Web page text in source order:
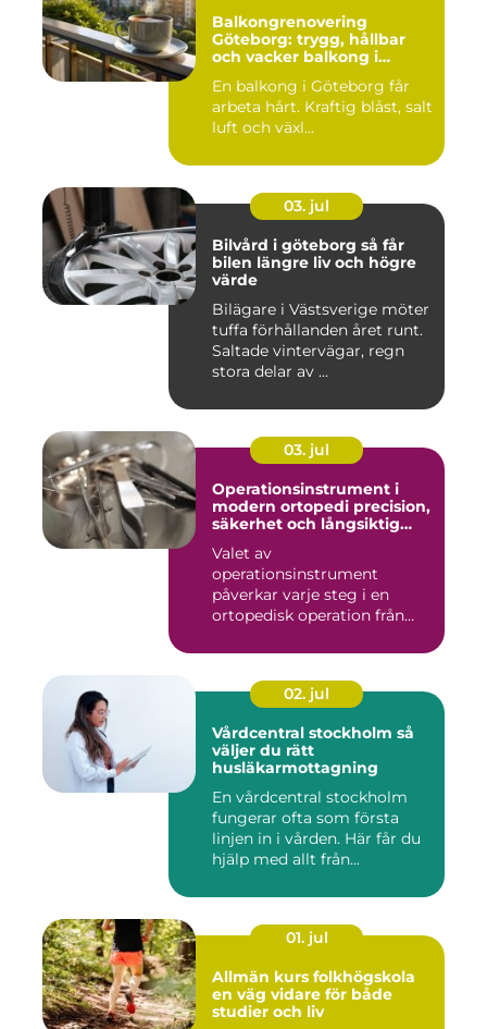
Balkongrenovering
Göteborg: trygg, hållbar
och vacker balkong i
En balkong i Göteborg får
arbeta hårt. Kraftig blåst, salt
luft och växl...
03. jul
Bilvård i göteborg så får
bilen längre liv och högre
värde
Bilägare i Västsverige möter
tuffa förhållanden året runt.
Saltade vintervägar, regn
stora delar av ...
03. jul
Operationsinstrument i
modern ortopedi precision,
säkerhet och långsiktig
Valet av
operationsinstrument
påverkar varje steg i en
ortopedisk operation från
02. jul
Vårdcentral stockholm så
väljer du rätt
husläkarmottagning
En vårdcentral stockholm
fungerar ofta som första
linjen in i vården. Här får du
hjälp med allt från...
01. jul
Allmän kurs folkhögskola
en väg vidare för både
studier och liv